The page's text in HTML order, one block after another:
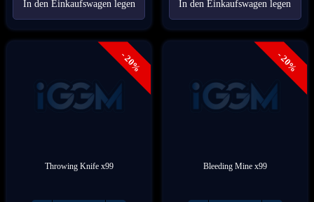
In den Einkaufswagen legen In den Einkaufswagen legen
- 20%
Throwing Knife x99
- 20%
Bleeding Mine x99